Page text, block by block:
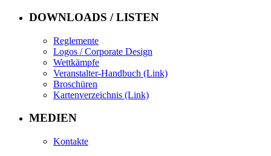
DOWNLOADS / LISTEN
Reglemente
Logos / Corporate Design
Wettkämpfe
Veranstalter-Handbuch (Link)
Broschüren
Kartenverzeichnis (Link)
MEDIEN
Kontakte